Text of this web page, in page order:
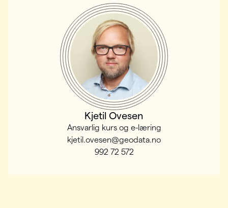
Kjetil Ovesen
Ansvarlig kurs og e-læring
kjetil.ovesen@geodata.no
992 72 572